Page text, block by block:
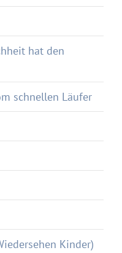
hat den
schnellen Läufer
Kinder)